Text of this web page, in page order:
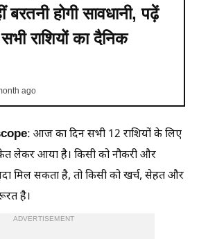
होगी सावधानी, पढ़ें
राशियों का दैनिक
ago
: आज का दिन सभी 12 राशियों के लिए
लेकर आया है। किसी को नौकरी और
मिल सकता है, तो किसी को खर्च, सेहत और
है।
ADVERTISEMENT